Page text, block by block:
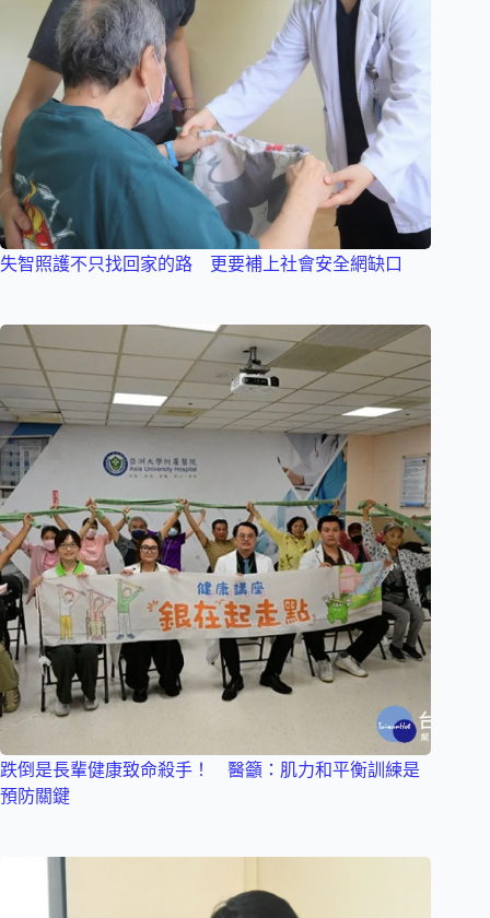
失智照護不只找回家的路 更要補上社會安全網缺口
跌倒是長輩健康致命殺手！ 醫籲：肌力和平衡訓練是
預防關鍵